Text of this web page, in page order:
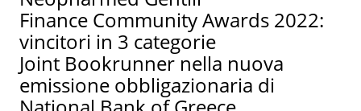
Finance Community Awards 2022:
vincitori in 3 categorie
Joint Bookrunner nella nuova
emissione obbligazionaria di